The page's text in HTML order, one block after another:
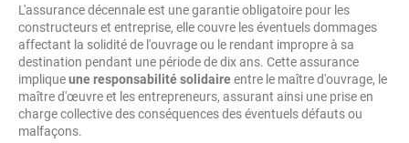
L'assurance décennale est une garantie obligatoire pour les
constructeurs et entreprise, elle couvre les éventuels dommages
affectant la solidité de l'ouvrage ou le rendant impropre à sa
destination pendant une période de dix ans. Cette assurance
impliqueune responsabilité solidaireentre le maître d'ouvrage, le
maître d'œuvre et les entrepreneurs, assurant ainsi une prise en
charge collective des conséquences des éventuels défauts ou
malfaçons.